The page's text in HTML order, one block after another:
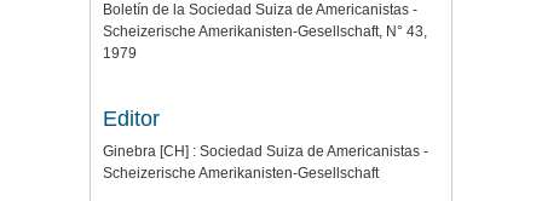
Boletín de la Sociedad Suiza de Americanistas -
Scheizerische Amerikanisten-Gesellschaft, N° 43,
1979
Editor
Ginebra [CH] : Sociedad Suiza de Americanistas -
Scheizerische Amerikanisten-Gesellschaft